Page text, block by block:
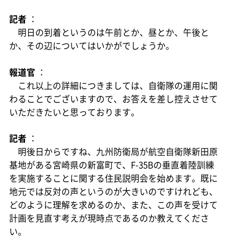
記者 ：
明日の到着というのは午前とか、昼とか、午後と
か、その辺についてはいかがでしょうか。
報道官 ：
これ以上の詳細につきましては、自衛隊の運用に関
わることでございますので、お答えを差し控えさせて
いただきたいと思っております。
記者 ：
明後日からですね、九州防衛局が航空自衛隊新田原
基地がある宮崎県の新富町で、F-35Bの垂直着陸訓練
を実施することに関する住民説明会を始めます。既に
地元では反対の声というのが大きいのですけれども、
どのように理解を求めるのか、また、この声を受けて
計画を見直す考えが現時点であるのか教えてくださ
い。